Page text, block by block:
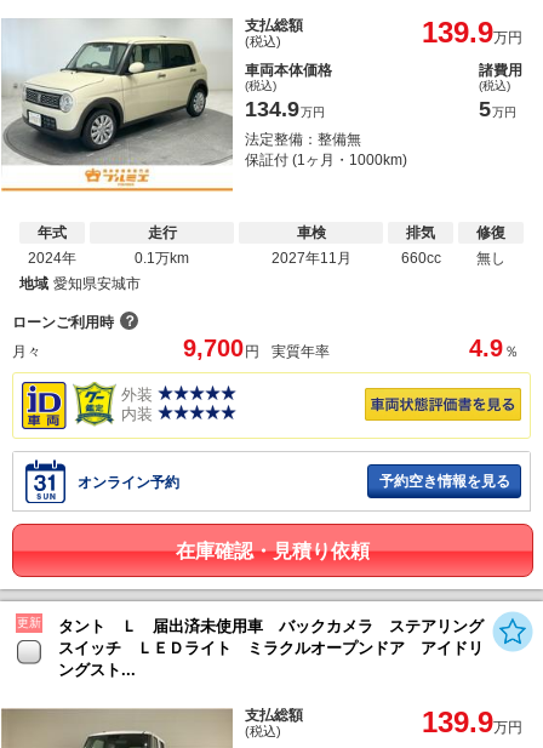
支払総額
(税込) 139.9万円
車両本体価格
(税込)
134.9万円
諸費用
(税込)
5万円
法定整備：整備無
保証付 (1ヶ月・1000km)
年式
2024年
走行
0.1万km
車検
2027年11月
排気
660cc
修復
無し
地域 愛知県安城市
ローンご利用時 ？
月々
9,700 円 実質年率 4.9 ％
外装
内装
オンライン予約 予約空き情報を見る
在庫確認・見積り依頼
更新
タント Ｌ 届出済未使用車 バックカメラ ステアリング
スイッチ ＬＥＤライト ミラクルオープンドア アイドリ
ングスト...
支払総額
(税込) 139.9万円